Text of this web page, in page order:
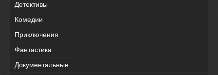
Детективы
Комедии
Приключения
Фантастика
Документальные